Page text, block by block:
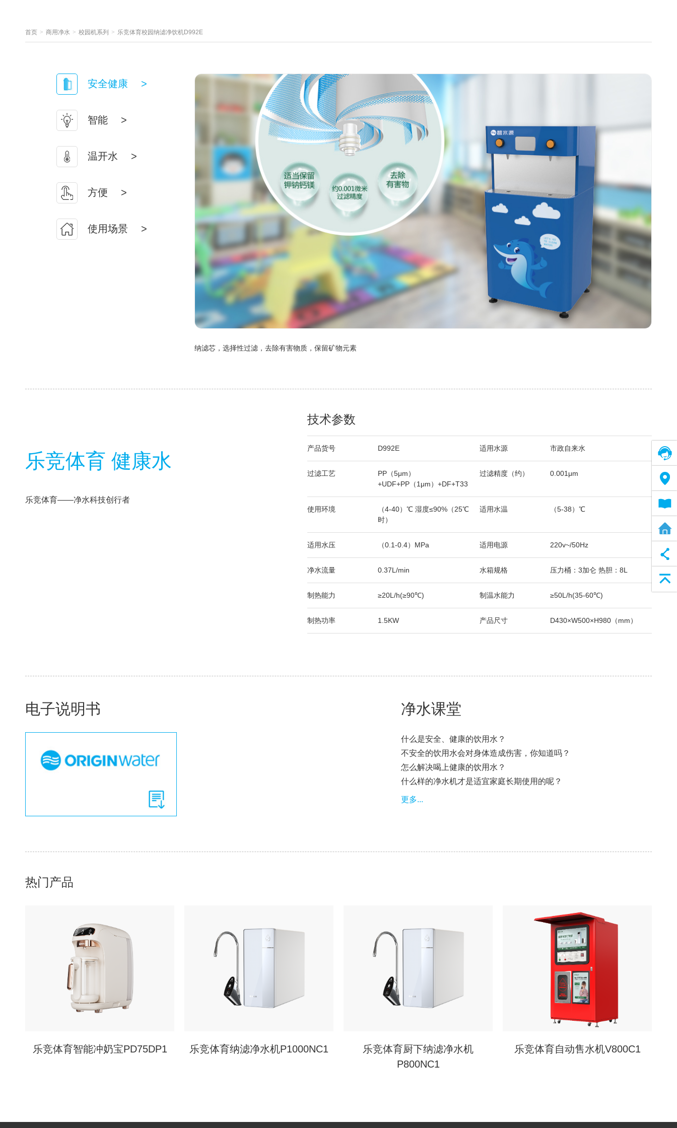
首页 > 商用净水 > 校园机系列 > 乐竞体育校园纳滤净饮机D992E
安全健康 >
智能 >
温开水 >
方便 >
使用场景 >
纳滤芯，选择性过滤，去除有害物质，保留矿物元素
乐竞体育 健康水
乐竞体育——净水科技创行者
技术参数
产品货号 D992E 适用水源 市政自来水
过滤工艺
PP（5μm）
+UDF+PP（1μm）+DF+T33
过滤精度（约） 0.001μm
使用环境
（4-40）℃ 湿度≤90%（25℃
时）
适用水温 （5-38）℃
适用水压 （0.1-0.4）MPa 适用电源 220v~/50Hz
净水流量 0.37L/min 水箱规格 压力桶：3加仑 热胆：8L
制热能力 ≥20L/h(≥90℃) 制温水能力 ≥50L/h(35-60℃)
制热功率 1.5KW 产品尺寸 D430×W500×H980（mm）
电子说明书 净水课堂
什么是安全、健康的饮用水？
不安全的饮用水会对身体造成伤害，你知道吗？
怎么解决喝上健康的饮用水？
什么样的净水机才是适宜家庭长期使用的呢？
更多...
热门产品
乐竞体育智能冲奶宝PD75DP1 乐竞体育纳滤净水机P1000NC1
乐竞体育厨下纳滤净水机
P800NC1
乐竞体育自动售水机V800C1
在线客服